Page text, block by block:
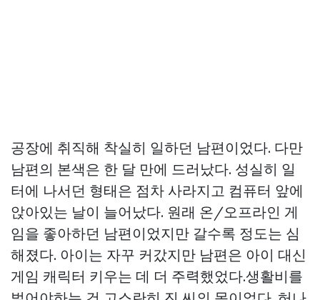
공장에 취직해 착실히 일하던 남편이었다. 다만
남편의 본색은 한 달 만에 드러났다. 성실히 일
터에 나서던 형태은 점차 사라지고 컴퓨터 앞에
앉아있는 날이 늘어났다. 원래 온/오프라인 게
임을 좋아하던 남편이었지만 갈수록 정도는 심
해졌다. 아이는 자꾸 커갔지만 남편은 아이 대신
게임 캐릭터 키우는 데 더 주력했었다.생활비를